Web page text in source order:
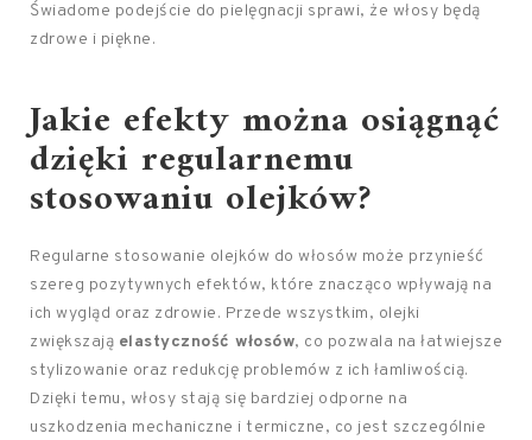
Świadome podejście do pielęgnacji sprawi, że włosy będą
zdrowe i piękne.
Jakie efekty można osiągnąć
dzięki regularnemu
stosowaniu olejków?
Regularne stosowanie olejków do włosów może przynieść
szereg pozytywnych efektów, które znacząco wpływają na
ich wygląd oraz zdrowie. Przede wszystkim, olejki
zwiększają elastyczność włosów, co pozwala na łatwiejsze
stylizowanie oraz redukcję problemów z ich łamliwością.
Dzięki temu, włosy stają się bardziej odporne na
uszkodzenia mechaniczne i termiczne, co jest szczególnie